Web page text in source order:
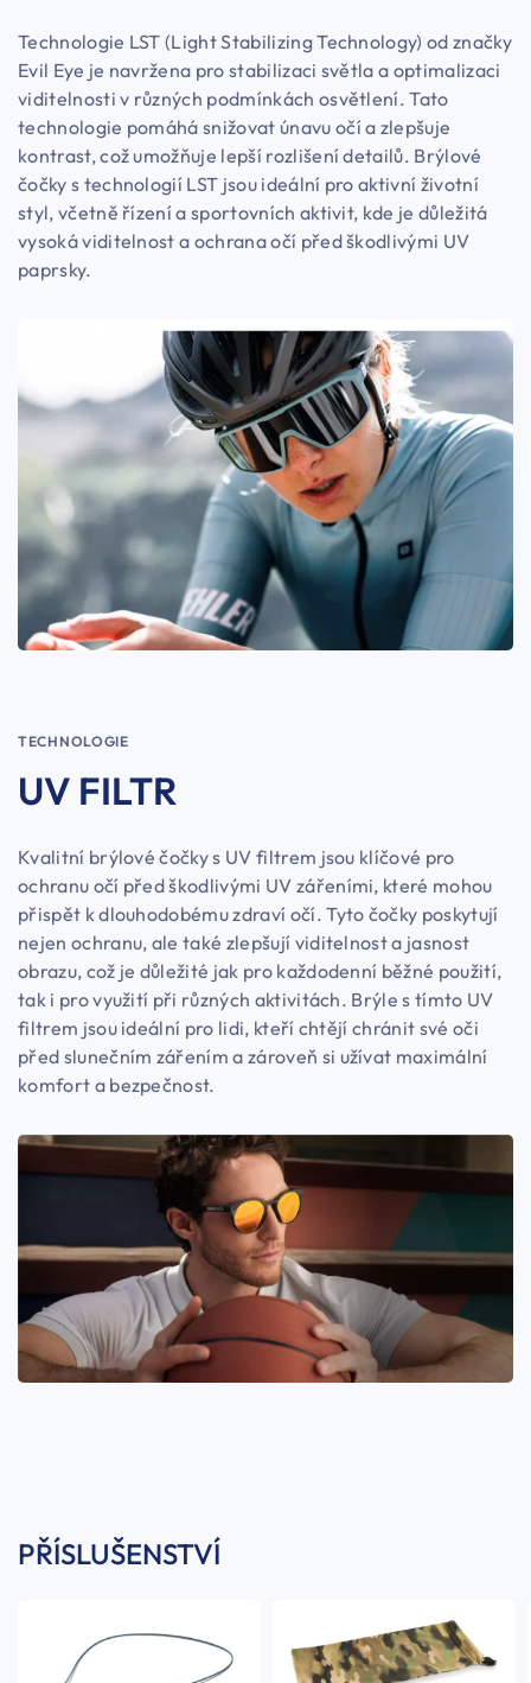
Technologie LST (Light Stabilizing Technology) od značky
Evil Eye je navržena pro stabilizaci světla a optimalizaci
viditelnosti v různých podmínkách osvětlení. Tato
technologie pomáhá snižovat únavu očí a zlepšuje
kontrast, což umožňuje lepší rozlišení detailů. Brýlové
čočky s technologií LST jsou ideální pro aktivní životní
styl, včetně řízení a sportovních aktivit, kde je důležitá
vysoká viditelnost a ochrana očí před škodlivými UV
paprsky.
TECHNOLOGIE
UV FILTR
Kvalitní brýlové čočky s UV filtrem jsou klíčové pro
ochranu očí před škodlivými UV zářeními, které mohou
přispět k dlouhodobému zdraví očí. Tyto čočky poskytují
nejen ochranu, ale také zlepšují viditelnost a jasnost
obrazu, což je důležité jak pro každodenní běžné použití,
tak i pro využití při různých aktivitách. Brýle s tímto UV
filtrem jsou ideální pro lidi, kteří chtějí chránit své oči
před slunečním zářením a zároveň si užívat maximální
komfort a bezpečnost.
PŘÍSLUŠENSTVÍ